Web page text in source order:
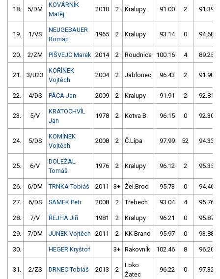
18. 5/DM
KOVÁRNÍK
Matěj
2010 2 Kralupy 91.00 2 91.39
19. 1/VS
NEUGEBAUER
Roman
1965 2 Kralupy 93.14 0 94.68
20. 2/ZM PIŠVEJC Marek 2014 2 Roudnice 100.16 4 89.25
21. 3/U23
KOŘÍNEK
Vojtěch
2004 2 Jablonec 96.43 2 91.90
22. 4/DS PÁCA Jan 2009 2 Kralupy 91.91 2 92.81
23. 5/V
KRATOCHVÍL
Jan
1978 2 Kotva B. 96.15 0 92.30
24. 5/DS
KOMÍNEK
Vojtěch
2008 2 Č.Lípa 97.99 52 94.33
25. 6/V
DOLEŽAL
Tomáš
1976 2 Kralupy 96.12 2 95.35
26. 6/DM TRNKA Tobiáš 2011 3+ Žel.Brod 95.73 0 94.46
27. 6/DS SAMEK Petr 2008 2 Třebech. 93.04 4 95.76
28. 7/V ŘEJHA Jiří 1981 2 Kralupy 96.21 0 95.87
29. 7/DM JUNEK Vojtěch 2011 2 KK Brand 95.97 0 93.88
30. HEGER Kryštof 3+ Rakovník 102.46 8 96.20
31. 2/ZS DRNEC Tobiáš 2013 2
Loko
Žatec
96.22 0 97.32